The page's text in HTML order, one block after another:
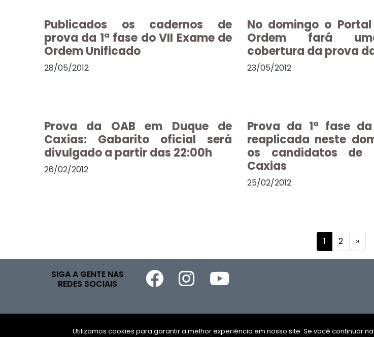
Publicados os cadernos de
prova da 1ª fase do VII Exame de
Ordem Unificado
28/05/2012
No domingo o
Ordem fará
cobertura da prova
23/05/2012
Prova da OAB em Duque de
Caxias: Gabarito oficial será
divulgado a partir das 22:00h
26/02/2012
Prova da 1ª fase
reaplicada neste
os candidatos de
Caxias
25/02/2012
1 2 »
SIGA A GENTE NAS
REDES SOCIAIS
Copyright © 2026 . CNPJ . Todos os direitos
Utilizamos cookies para garantir a melhor experiência em nosso site. Se você continuar